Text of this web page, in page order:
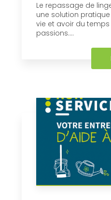
Le repassage de
une solution
vie et avoir du
passions....